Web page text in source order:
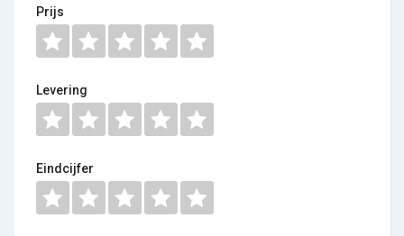
Prijs
Levering
Eindcijfer